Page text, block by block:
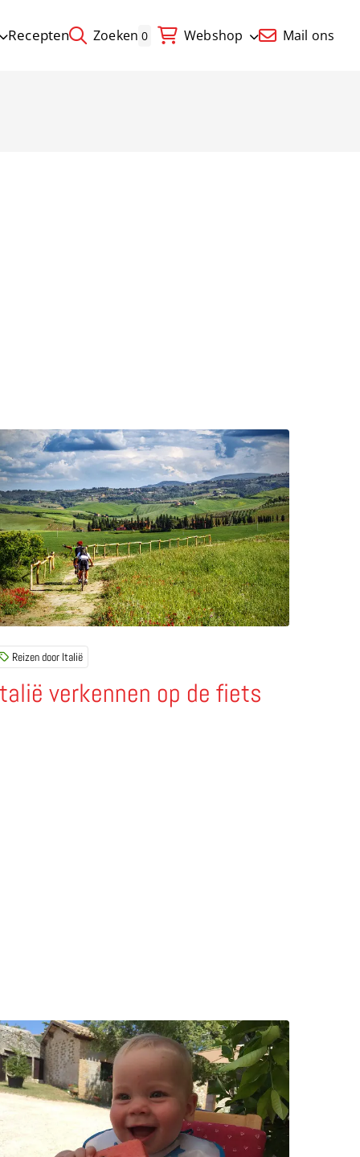
Recepten Zoeken 0 Webshop Mail ons
verkennen op de fiets
Reizen door Italië
meer over Italië verkennen op de fiets
meer over Tips voor Spoleto, Orvieto en Perugia met